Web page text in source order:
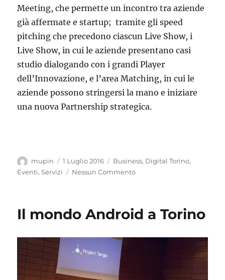
Meeting, che permette un incontro tra aziende
già affermate e startup; tramite gli speed
pitching che precedono ciascun Live Show, i
Live Show, in cui le aziende presentano casi
studio dialogando con i grandi Player
dell’Innovazione, e l’area Matching, in cui le
aziende possono stringersi la mano e iniziare
una nuova Partnership strategica.
Autore
mupin
Pubblicato
1 Luglio 2016 Categorie
Business, Digital Torino,
Eventi,Servizi Nessun Commento
Il mondo Android a Torino